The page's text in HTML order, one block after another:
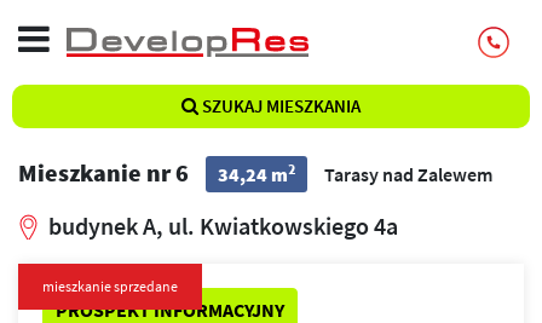
SZUKAJ MIESZKANIA
Mieszkanie nr 6 34,24 m2 Tarasy nad Zalewem
budynek A, ul. Kwiatkowskiego 4a
PROSPEKT INFORMACYJNY
mieszkanie sprzedane